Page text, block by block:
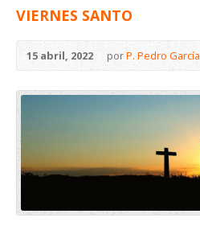
VIERNES SANTO
15 abril, 2022 porP. Pedro García